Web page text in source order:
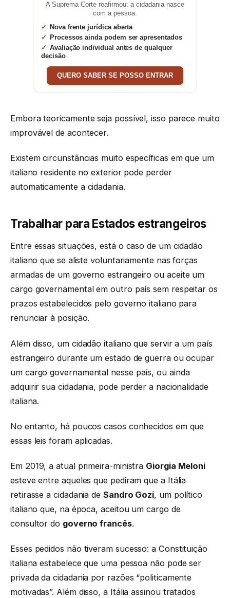
A Suprema Corte reafirmou: a cidadania nasce
com a pessoa.
Nova frente jurídica aberta
Processos ainda podem ser apresentados
Avaliação individual antes de qualquer
decisão
QUERO SABER SE POSSO ENTRAR
Embora teoricamente seja possível, isso parece muito
improvável de acontecer.
Existem circunstâncias muito específicas em que um
italiano residente no exterior pode perder
automaticamente a cidadania.
Trabalhar para Estados estrangeiros
Entre essas situações, está o caso de um cidadão
italiano que se aliste voluntariamente nas forças
armadas de um governo estrangeiro ou aceite um
cargo governamental em outro país sem respeitar os
prazos estabelecidos pelo governo italiano para
renunciar à posição.
Além disso, um cidadão italiano que servir a um país
estrangeiro durante um estado de guerra ou ocupar
um cargo governamental nesse país, ou ainda
adquirir sua cidadania, pode perder a nacionalidade
italiana.
No entanto, há poucos casos conhecidos em que
essas leis foram aplicadas.
Em 2019, a atual primeira-ministra Giorgia Meloni
esteve entre aqueles que pediram que a Itália
retirasse a cidadania de Sandro Gozi, um político
italiano que, na época, aceitou um cargo de
consultor do governo francês.
Esses pedidos não tiveram sucesso: a Constituição
italiana estabelece que uma pessoa não pode ser
privada da cidadania por razões “politicamente
motivadas”. Além disso, a Itália assinou tratados